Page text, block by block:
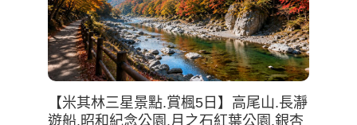
【米其林三星景點.賞楓5日】高尾山.長瀞
遊船.昭和紀念公園.月之石紅葉公園.銀杏